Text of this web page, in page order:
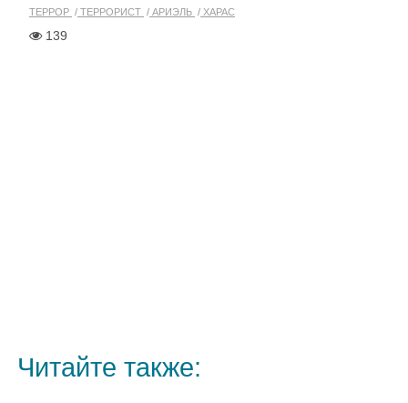
ТЕРРОР ТЕРРОРИСТ АРИЭЛЬ ХАРАС
139
Читайте также: